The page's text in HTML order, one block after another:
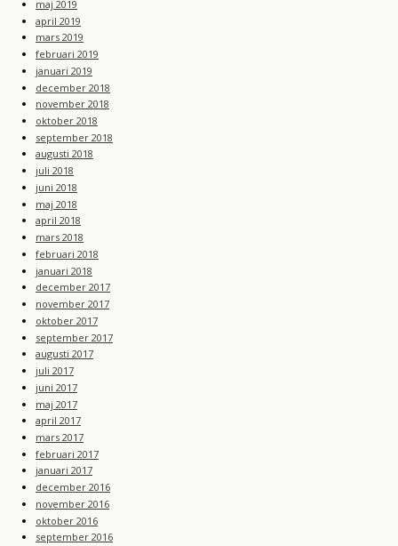
maj 2019
april 2019
mars 2019
februari 2019
januari 2019
december 2018
november 2018
oktober 2018
september 2018
augusti 2018
juli 2018
juni 2018
maj 2018
april 2018
mars 2018
februari 2018
januari 2018
december 2017
november 2017
oktober 2017
september 2017
augusti 2017
juli 2017
juni 2017
maj 2017
april 2017
mars 2017
februari 2017
januari 2017
december 2016
november 2016
oktober 2016
september 2016